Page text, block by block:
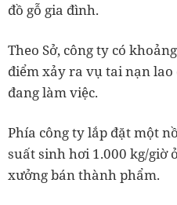
đồ gỗ gia đình.
Theo Sở, công ty có
điểm xảy ra vụ tai nạn lao
đang làm việc.
Phía công ty lắp đặt một
suất sinh hơi 1.000 kg/giờ
xưởng bán thành phẩm.